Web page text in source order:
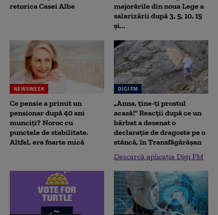
retorica Casei Albe
majorările din noua Lege a
salarizării după 3, 5, 10, 15
și...
NEWSWEEK
Ce pensie a primit un
pensionar după 40 ani
munciți? Noroc cu
punctele de stabilitate.
Altfel, era foarte mică
DIGI FM
„Anna, ţine-ţi prostul
acasă!" Reacţii după ce un
bărbat a desenat o
declaraţie de dragoste pe o
stâncă, în Transfăgărăşan
Descarcă aplicația Digi FM